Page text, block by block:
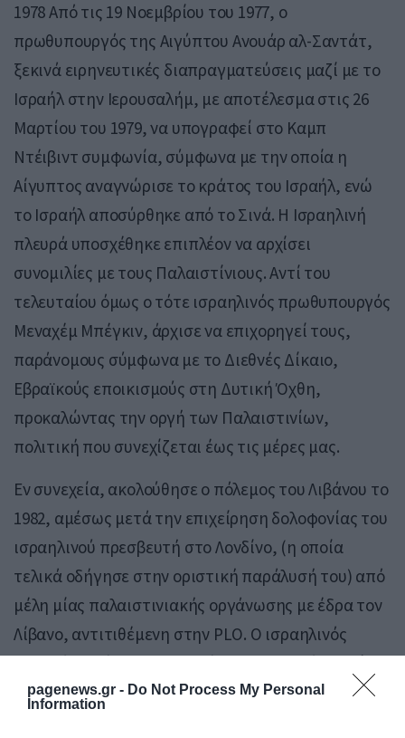
pagenews.gr - Do Not Process My Personal
Information
1978 Από τις 19 Νοεμβρίου του 1977, ο
πρωθυπουργός της Αιγύπτου Ανουάρ αλ-Σαντάτ,
ξεκινά ειρηνευτικές διαπραγματεύσεις μαζί με το
Ισραήλ στην Ιερουσαλήμ, με αποτέλεσμα στις 26
Μαρτίου του 1979, να υπογραφεί στο Καμπ
Ντέιβιντ συμφωνία, σύμφωνα με την οποία η
Αίγυπτος αναγνώρισε το κράτος του Ισραήλ, ενώ
το Ισραήλ αποσύρθηκε από το Σινά. Η Ισραηλινή
πλευρά υποσχέθηκε επιπλέον να αρχίσει
συνομιλίες με τους Παλαιστίνιους. Αντί του
τελευταίου όμως ο τότε ισραηλινός πρωθυπουργός
Μεναχέμ Μπέγκιν, άρχισε να επιχορηγεί τους,
παράνομους σύμφωνα με το Διεθνές Δίκαιο,
Εβραϊκούς εποικισμούς στη Δυτική Όχθη,
προκαλώντας την οργή των Παλαιστινίων,
πολιτική που συνεχίζεται έως τις μέρες μας.
Εν συνεχεία, ακολούθησε ο πόλεμος του Λιβάνου το
1982, αμέσως μετά την επιχείρηση δολοφονίας του
ισραηλινού πρεσβευτή στο Λονδίνο, (η οποία
τελικά οδήγησε στην οριστική παράλυσή του) από
μέλη μίας παλαιστινιακής οργάνωσης με έδρα τον
Λίβανο, αντιτιθέμενη στην PLO. Ο ισραηλινός
στρατός εισέβαλε στη συνέχεια στον, (τότε χαώδη
λόγω του συνεχιζόμενου εμφυλίου) Λίβανο, με τη